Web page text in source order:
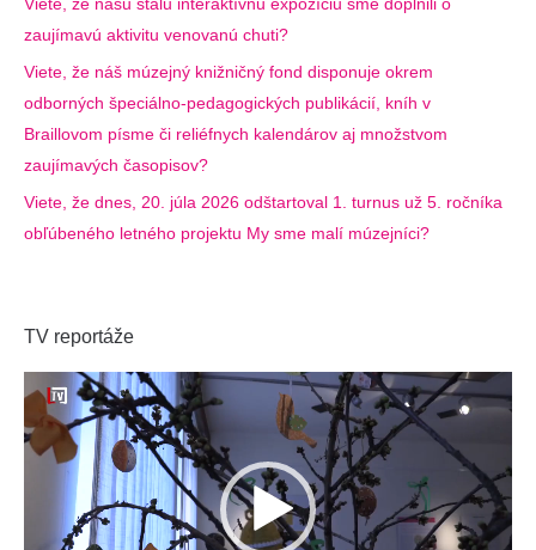
zaujímavú aktivitu venovanú chuti?
Viete, že náš múzejný knižničný fond disponuje okrem
odborných špeciálno-pedagogických publikácií, kníh v
Braillovom písme či reliéfnych kalendárov aj množstvom
zaujímavých časopisov?
Viete, že dnes, 20. júla 2026 odštartoval 1. turnus už 5. ročníka
obľúbeného letného projektu My sme malí múzejníci?
TV reportáže
Video
prehrávač